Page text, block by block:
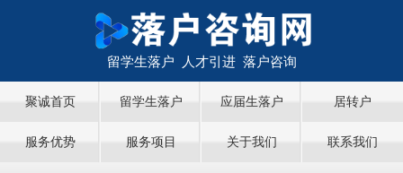
留学生落户 人才引进 落户咨询
聚诚首页 留学生落户 应届生落户 居转户
服务优势 服务项目 关于我们 联系我们